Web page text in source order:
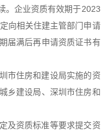
。企业资质有效期于2023
向相关住建主管部门申请
届满后再申请资质证书有
市住房和建设局实施的资
乡建设局、深圳市住房和
及资质标准等要求提交资